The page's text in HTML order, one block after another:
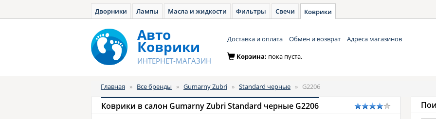
Дворники Лампы Масла и жидкости Фильтры Свечи Коврики
Авто
Коврики
ИНТЕРНЕТ-МАГАЗИН
Доставка и оплата Обмен и возврат Адреса магазинов
Корзина: пока пуста.
Главная » Все бренды » Gumarny Zubri » Standard черные » G2206
Коврики в салон Gumarny Zubri Standard черные G2206